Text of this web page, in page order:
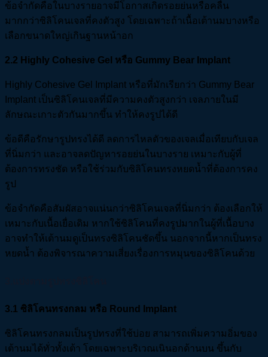
ข้อจำกัดคือในบางรายอาจมีโอกาสเกิดรอยย่นหรือคลื่น
มากกว่าซิลิโคนเจลที่คงตัวสูง โดยเฉพาะถ้าเนื้อเต้านมบางหรือ
เลือกขนาดใหญ่เกินฐานหน้าอก
2.2 Highly Cohesive Gel หรือ Gummy Bear Implant
Highly Cohesive Gel Implant หรือที่มักเรียกว่า Gummy Bear
Implant เป็นซิลิโคนเจลที่มีความคงตัวสูงกว่า เจลภายในมี
ลักษณะเกาะตัวกันมากขึ้น ทำให้คงรูปได้ดี
ข้อดีคือรักษารูปทรงได้ดี ลดการไหลตัวของเจลเมื่อเทียบกับเจล
ที่นิ่มกว่า และอาจลดปัญหารอยย่นในบางราย เหมาะกับผู้ที่
ต้องการทรงชัด หรือใช้ร่วมกับซิลิโคนทรงหยดน้ำที่ต้องการคง
รูป
ข้อจำกัดคือสัมผัสอาจแน่นกว่าซิลิโคนเจลที่นิ่มกว่า ต้องเลือกให้
เหมาะกับเนื้อเยื่อเดิม หากใช้ซิลิโคนที่คงรูปมากในผู้ที่เนื้อบาง
อาจทำให้เต้านมดูเป็นทรงซิลิโคนชัดขึ้น นอกจากนี้หากเป็นทรง
หยดน้ำ ต้องพิจารณาความเสี่ยงเรื่องการหมุนของซิลิโคนด้วย
3.1 ซิลิโคนทรงกลม หรือ Round Implant
ซิลิโคนทรงกลมเป็นรูปทรงที่ใช้บ่อย สามารถเพิ่มความอิ่มของ
เต้านมได้ทั่วทั้งเต้า โดยเฉพาะบริเวณเนินอกด้านบน ขึ้นกับ